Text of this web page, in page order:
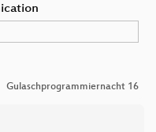
Gulaschprogrammiernacht 16